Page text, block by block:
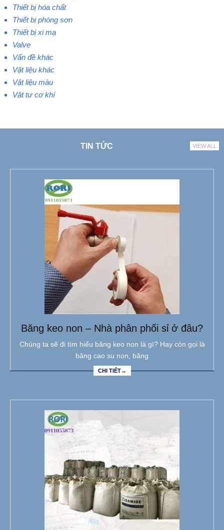
Thiết bị hóa chất
Thiết bị phòng sơn
Thiết bị xi mạ
Valve
Vấn đề khác
Vật liệu khác
Vật liệu màu
Vật tư cơ khí
TIN TỨC VIEW ALL
Băng keo non – Nhà phân phối sỉ ở đâu?
Chúng ta sẽ đi tìm hiểu băng keo non là gì? Hay còn gọi là
băng cao su non, băng
CHI TIẾT→